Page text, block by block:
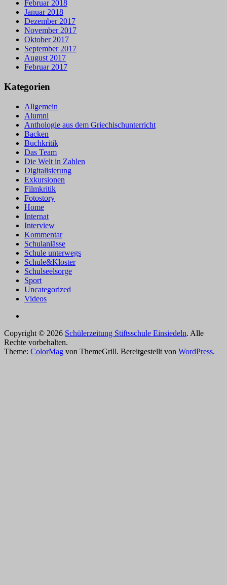
Februar 2018
Januar 2018
Dezember 2017
November 2017
Oktober 2017
September 2017
August 2017
Februar 2017
Kategorien
Allgemein
Alumni
Anthologie aus dem Griechischunterricht
Backen
Buchkritik
Das Team
Die Welt in Zahlen
Digitalisierung
Exkursionen
Filmkritik
Fotostory
Home
Internat
Interview
Kommentar
Schulanlässe
Schule unterwegs
Schule&Kloster
Schulseelsorge
Sport
Uncategorized
Videos
Copyright © 2026 Schülerzeitung Stiftsschule Einsiedeln. Alle
Rechte vorbehalten.
Theme: ColorMag von ThemeGrill. Bereitgestellt von WordPress.